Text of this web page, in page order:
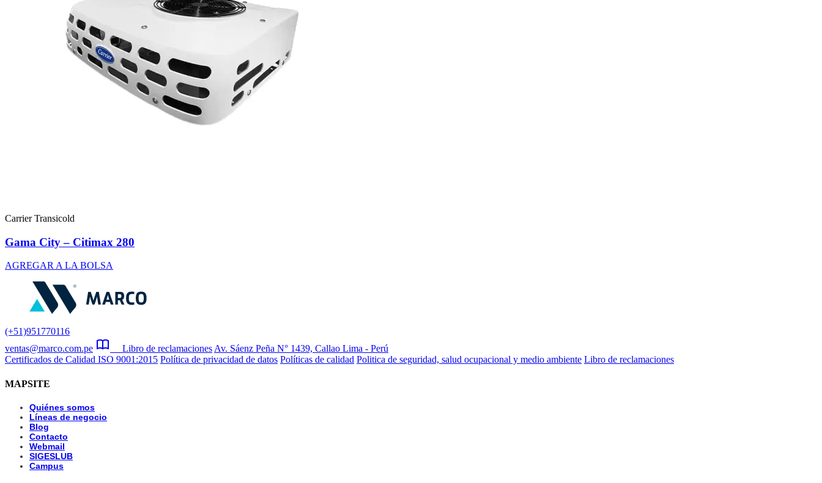
Carrier Transicold
Gama City – Citimax 280
AGREGAR A LA BOLSA
(+51)951770116
ventas@marco.com.pe
Libro de reclamaciones Av. Sáenz Peña N° 1439, Callao Lima - Perú
Certificados de Calidad ISO 9001:2015 Política de privacidad de datos Políticas de calidad Politica de seguridad, salud ocupacional y medio ambiente Libro de reclamaciones
MAPSITE
Quiénes somos
Líneas de negocio
Blog
Contacto
Webmail
SIGESLUB
Campus